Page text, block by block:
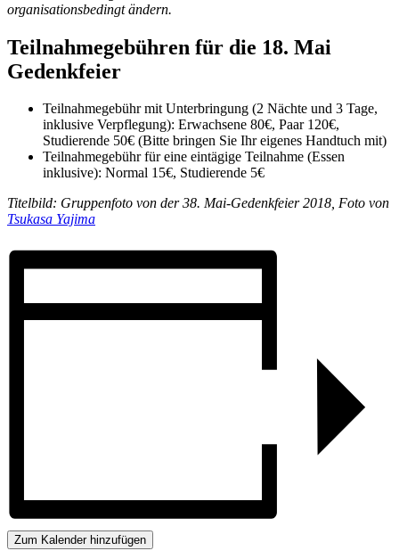
organisationsbedingt ändern.
Teilnahmegebühren für die 18. Mai
Gedenkfeier
Teilnahmegebühr mit Unterbringung (2 Nächte und 3 Tage,
inklusive Verpflegung): Erwachsene 80€, Paar 120€,
Studierende 50€ (Bitte bringen Sie Ihr eigenes Handtuch mit)
Teilnahmegebühr für eine eintägige Teilnahme (Essen
inklusive): Normal 15€, Studierende 5€
Titelbild: Gruppenfoto von der 38. Mai-Gedenkfeier 2018, Foto von
Tsukasa Yajima
Zum Kalender hinzufügen